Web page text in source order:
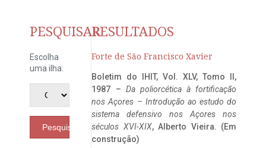
PESQUISAR
Escolha
uma ilha:
Pesquisar
RESULTADOS
Forte de São Francisco Xavier
Boletim do IHIT, Vol. XLV, Tomo II,
1987 – Da poliorcética à fortificação
nos Açores – Introdução ao estudo do
sistema defensivo nos Açores nos
séculos XVI-XIX, Alberto Vieira. (Em
construção)